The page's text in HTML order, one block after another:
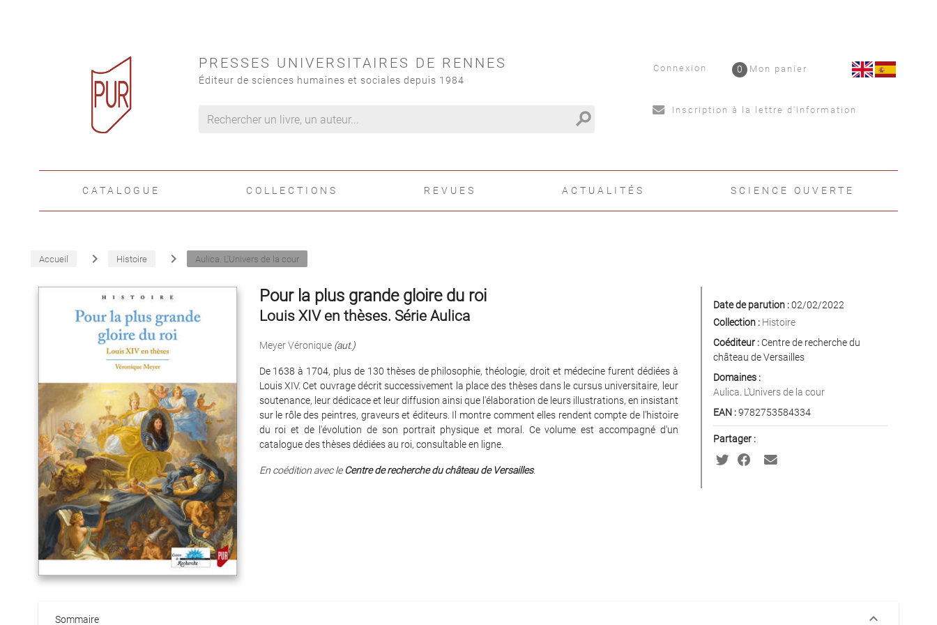
PRESSES UNIVERSITAIRES DE RENNES
Éditeur de sciences humaines et sociales depuis 1984
search
Connexion Mon panier
0
Inscription à la lettre d'information
CATALOGUE COLLECTIONS REVUES ACTUALITÉS SCIENCE OUVERTE
Accueil navigate_next Histoire navigate_next Aulica. L'Univers de la cour
Pour la plus grande gloire du roi
Louis XIV en thèses. Série Aulica
Meyer Véronique (aut.)
De 1638 à 1704, plus de 130 thèses de philosophie, théologie, droit et médecine furent dédiées à
Louis XIV. Cet ouvrage décrit successivement la place des thèses dans le cursus universitaire, leur
soutenance, leur dédicace et leur diffusion ainsi que l'élaboration de leurs illustrations, en insistant
sur le rôle des peintres, graveurs et éditeurs. Il montre comment elles rendent compte de l'histoire
du roi et de l'évolution de son portrait physique et moral. Ce volume est accompagné d'un
catalogue des thèses dédiées au roi, consultable en ligne.
En coédition avec leCentre de recherche du château de Versailles.
Date de parution :02/02/2022
Collection : Histoire
Coéditeur :Centre de recherche du
château de Versailles
Domaines :
Aulica. L’Univers de la cour
EAN :9782753584334
Partager :
Sommaire keyboard_arrow_down